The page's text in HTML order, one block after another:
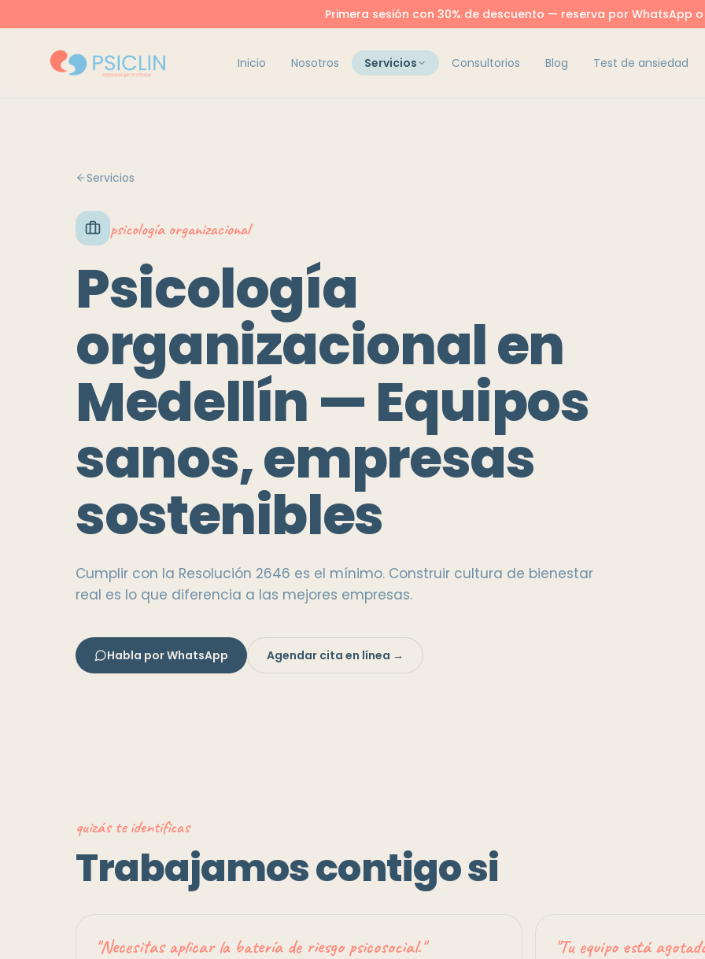
Primera sesión con 30% de descuento — reserva por WhatsApp
Inicio Nosotros Servicios Consultorios Blog Test de ansiedad
Servicios
psicología organizacional
Psicología
organizacional en
Medellín — Equipos
sanos, empresas
sostenibles
Cumplir con la Resolución 2646 es el mínimo. Construir cultura de bienestar
real es lo que diferencia a las mejores empresas.
Habla por WhatsApp Agendar cita en línea →
quizás te identificas
Trabajamos contigo si
"Necesitas aplicar la batería de riesgo psicosocial." "Tu equipo está